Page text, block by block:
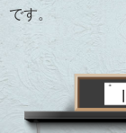
です。